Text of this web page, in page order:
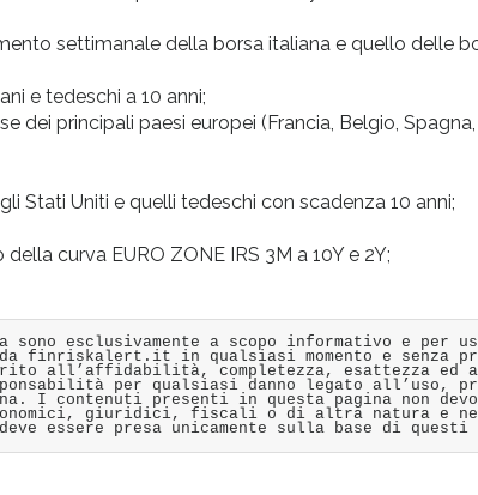
settimanale della borsa italiana e quello delle
e tedeschi a 10 anni;
dei principali paesi europei (Francia, Belgio, Spagna,
Stati Uniti e quelli tedeschi con scadenza 10 anni;
curva EURO ZONE IRS 3M a 10Y e 2Y;
esclusivamente a scopo informativo e per
finriskalert.it in qualsiasi momento e senza
all’affidabilità, completezza, esattezza ed
per qualsiasi danno legato all’uso,
I contenuti presenti in questa pagina non
giuridici, fiscali o di altra natura e
essere presa unicamente sulla base di